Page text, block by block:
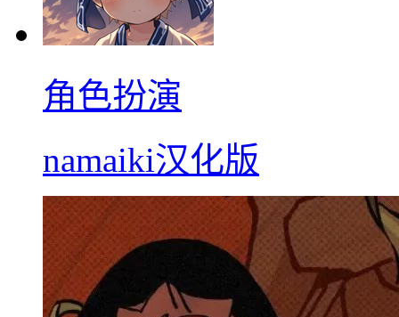
角色扮演
namaiki汉化版